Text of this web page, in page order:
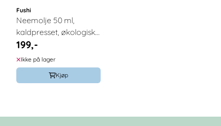
Fushi
Neemolje 50 ml,
kaldpresset, økologisk
/ Fushi
199,-
Ikke på lager
Kjøp